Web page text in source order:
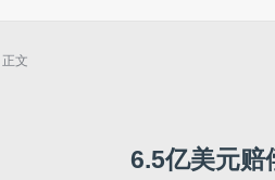
正文
6.5亿美元赔